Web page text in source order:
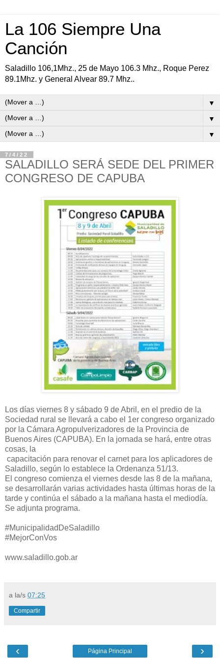
La 106 Siempre Una
Canción
Saladillo 106,1Mhz., 25 de Mayo 106.3 Mhz., Roque Perez
89.1Mhz. y General Alvear 89.7 Mhz..
▼
▼
▼
7/4/22
SALADILLO SERÁ SEDE DEL PRIMER
CONGRESO DE CAPUBA
Los días viernes 8 y sábado 9 de Abril, en el predio de la
Sociedad rural se llevará a cabo el 1er congreso organizado
por la Cámara Agropulverizadores de la Provincia de
Buenos Aires (CAPUBA). En la jornada se hará, entre otras
cosas, la
capacitación para renovar el carnet para los aplicadores de
Saladillo, según lo establece la Ordenanza 51/13.
El congreso comienza el viernes desde las 8 de la mañana,
se desarrollarán varias actividades hasta últimas horas de la
tarde y continúa el sábado a la mañana hasta el mediodía.
Se adjunta programa.
#MunicipalidadDeSaladillo
#MejorConVos
www.saladillo.gob.ar
a la/s 07:25
Compartir
‹ ›
Página Principal